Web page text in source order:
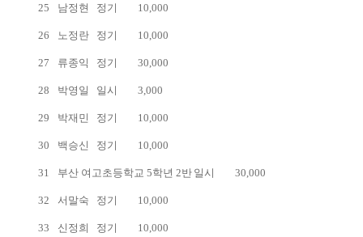
25 남정현 정기 10,000
26 노정란 정기 10,000
27 류종익 정기 30,000
28 박영일 일시 3,000
29 박재민 정기 10,000
30 백승신 정기 10,000
31 부산 여고초등학교 5학년 2반 일시 30,000
32 서말숙 정기 10,000
33 신정희 정기 10,000